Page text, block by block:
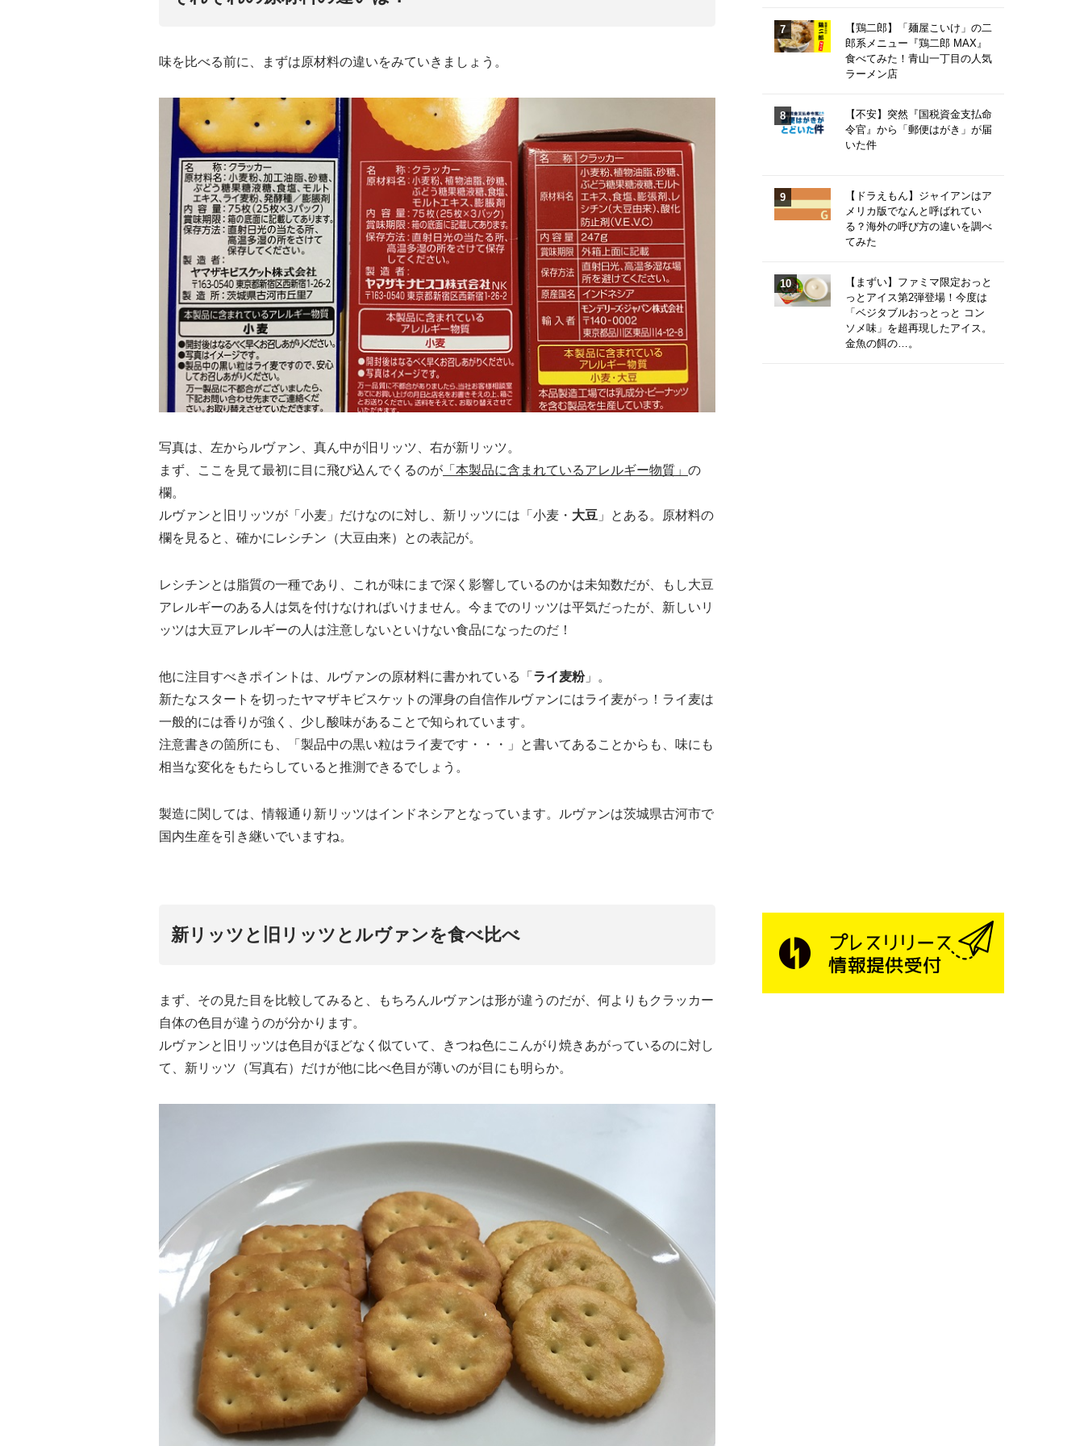
味を比べる前に、まずは原材料の違いをみていきましょう。
写真は、左からルヴァン、真ん中が旧リッツ、右が新リッツ。
まず、ここを見て最初に目に飛び込んでくるのが 「本製品に含まれているアレルギー物質」 の
欄。
ルヴァンと旧リッツが「小麦」だけなのに対し、新リッツには「小麦・ 大豆 」とある。原材料の
欄を見ると、確かにレシチン（大豆由来）との表記が。
レシチンとは脂質の一種であり、これが味にまで深く影響しているのかは未知数だが、もし大豆
アレルギーのある人は気を付けなければいけません。今までのリッツは平気だったが、新しいリ
ッツは大豆アレルギーの人は注意しないといけない食品になったのだ！
他に注目すべきポイントは、ルヴァンの原材料に書かれている「 ライ麦粉」。
新たなスタートを切ったヤマザキビスケットの渾身の自信作ルヴァンにはライ麦がっ！ライ麦は
一般的には香りが強く、少し酸味があることで知られています。
注意書きの箇所にも、「製品中の黒い粒はライ麦です・・・」と書いてあることからも、味にも
相当な変化をもたらしていると推測できるでしょう。
製造に関しては、情報通り新リッツはインドネシアとなっています。ルヴァンは茨城県古河市で
国内生産を引き継いでいますね。
新リッツと旧リッツとルヴァンを食べ比べ
まず、その見た目を比較してみると、もちろんルヴァンは形が違うのだが、何よりもクラッカー
自体の色目が違うのが分かります。
ルヴァンと旧リッツは色目がほどなく似ていて、きつね色にこんがり焼きあがっているのに対し
て、新リッツ（写真右）だけが他に比べ色目が薄いのが目にも明らか。
【鶏二郎】「麺屋こいけ」の二
郎系メニュー『鶏二郎 MAX』
食べてみた！青山一丁目の人気
ラーメン店
【不安】突然『国税資金支払命
令官』から「郵便はがき」が届
いた件
【ドラえもん】ジャイアンはア
メリカ版でなんと呼ばれてい
る？海外の呼び方の違いを調べ
てみた
【まずい】ファミマ限定おっと
っとアイス第2弾登場！今度は
「ベジタブルおっとっと コン
ソメ味」を超再現したアイス。
金魚の餌の…。